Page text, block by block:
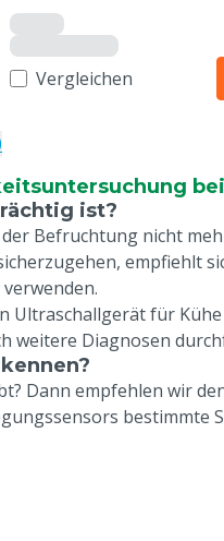
Vergleichen
ist?
Befruchtung nicht
empfiehlt
Ultraschallgerät für
weitere Diagnosen
Dann empfehlen wir
bestimmte